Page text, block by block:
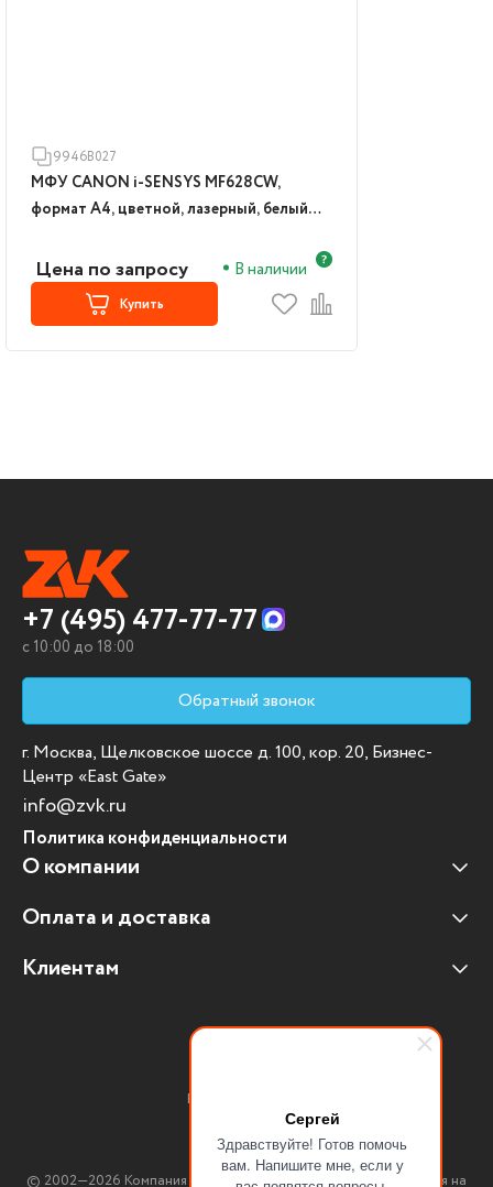
Сергей
Здравствуйте! Готов помочь
вам. Напишите мне, если у
9946B027
МФУ CANON i-SENSYS MF628CW,
формат А4, цветной, лазерный, белый
Цена по запросу В наличии
Купить
+7 (495) 477-77-77
c 10:00 до 18:00
Обратный звонок
г. Москва, Щелковское шоссе д. 100, кор. 20, Бизнес-
Центр «East Gate»
info@zvk.ru
Политика конфиденциальности
О компании
Наши клиенты
Отзывы клиентов
Оплата и доставка
Оплата и доставка
Клиентам
Мультимедийное оборудование
© 2002—2026 Компания ЗВК. *Вся информация, опубликованная на
Присоединяйтесь: